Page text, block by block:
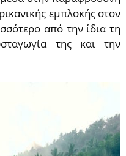
εμπλοκής στον
από την ίδια τη
της και την